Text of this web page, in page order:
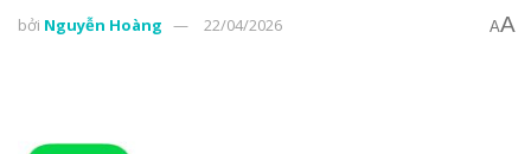
bởi Nguyễn Hoàng 22/04/2026 AA